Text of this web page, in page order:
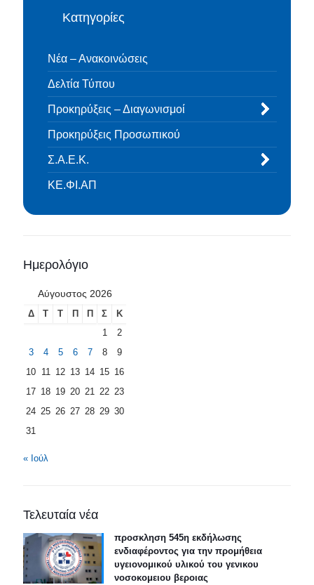
Κατηγορίες
Νέα – Ανακοινώσεις
Δελτία Τύπου
Προκηρύξεις – Διαγωνισμοί
Προκηρύξεις Προσωπικού
Σ.Α.Ε.Κ.
ΚΕ.ΦΙ.ΑΠ
Ημερολόγιο
Αύγουστος 2026
Δ Τ Τ Π Π Σ
Κ
1
2
3
4 5 6 7 8
9
10 11 12 13 14 15 16
17 18 19 20 21 22 23
24 25 26 27 28 29 30
31
« Ιούλ
Τελευταία νέα
προσκληση 545η εκδήλωσης
ενδιαφέροντος για την προμήθεια
υγειονομικού υλικού του γενικου
νοσοκομειου βεροιας